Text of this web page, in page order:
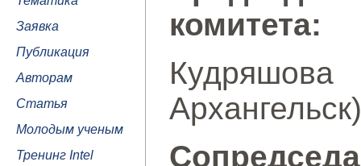
Заявка
Публикация
Авторам
Статья
Молодым ученым
Тренинг Intel
комитета:
Архангельск)